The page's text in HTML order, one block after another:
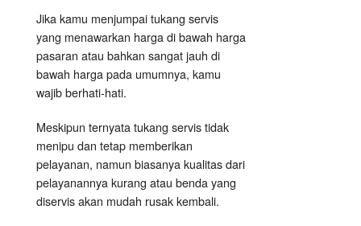
Jika kamu menjumpai tukang servis
yang menawarkan harga di bawah harga
pasaran atau bahkan sangat jauh di
bawah harga pada umumnya, kamu
wajib berhati-hati.
Meskipun ternyata tukang servis tidak
menipu dan tetap memberikan
pelayanan, namun biasanya kualitas dari
pelayanannya kurang atau benda yang
diservis akan mudah rusak kembali.